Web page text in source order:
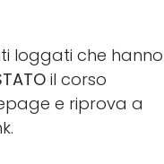
loggati che hanno
il corso
e riprova a